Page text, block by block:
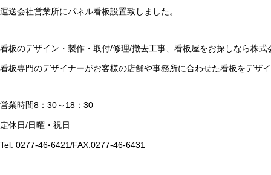
運送会社営業所にパネル看板設置致しました。
看板のデザイン・製作・取付/修理/撤去工事、看板屋をお探しなら株
看板専門のデザイナーがお客様の店舗や事務所に合わせた看板をデザ
営業時間8：30～18：30
定休日/日曜・祝日
Tel: 0277-46-6421/FAX:0277-46-6431